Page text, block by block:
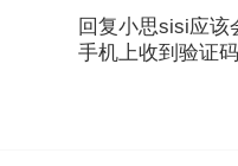
回复小思sisi应该
手机上收到验证